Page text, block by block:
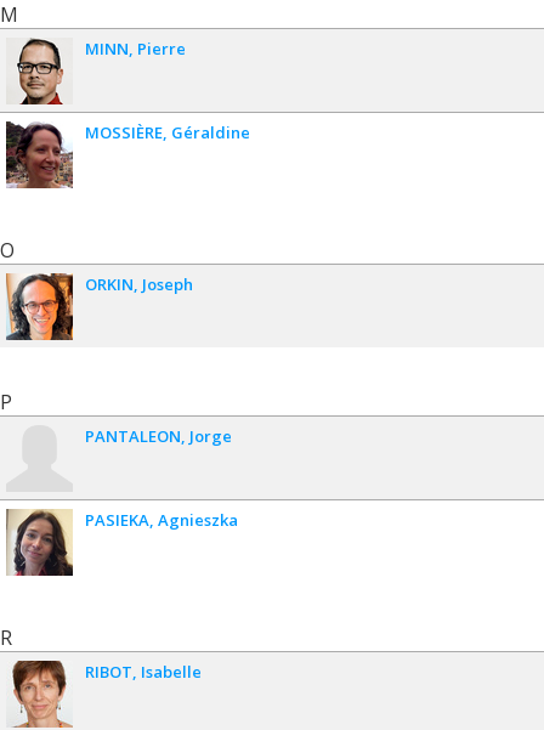
M
MINN Pierre
MOSSIÈRE Géraldine
O
ORKIN Joseph
P
PANTALEON Jorge
PASIEKA Agnieszka
R
RIBOT Isabelle